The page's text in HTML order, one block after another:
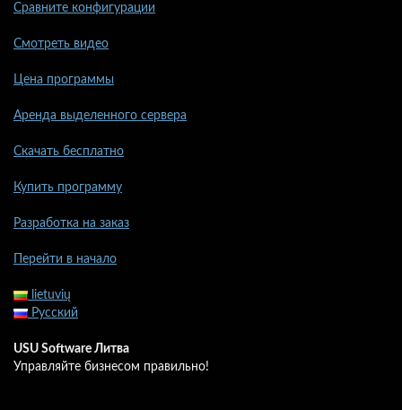
Сравните конфигурации
Смотреть видео
Цена программы
Аренда выделенного сервера
Скачать бесплатно
Купить программу
Разработка на заказ
Перейти в начало
lietuvių
Русский
USU Software Литва
Управляйте бизнесом правильно!